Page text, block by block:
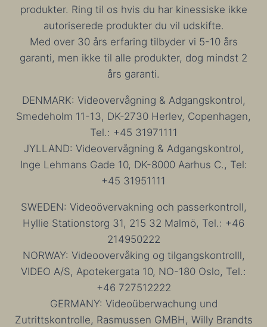
produkter. Ring til os hvis du har kinessiske ikke
autoriserede produkter du vil udskifte.
Med over 30 års erfaring tilbyder vi 5-10 års
garanti, men ikke til alle produkter, dog mindst 2
års garanti.
DENMARK: Videovervågning & Adgangskontrol,
Smedeholm 11-13, DK-2730 Herlev, Copenhagen,
Tel.: +45 31971111
JYLLAND: Videovervågning & Adgangskontrol,
Inge Lehmans Gade 10, DK-8000 Aarhus C., Tel:
+45 31951111
SWEDEN: Videoövervakning och passerkontroll,
Hyllie Stationstorg 31, 215 32 Malmö, Tel.: +46
214950222
NORWAY: Videoovervåking og tilgangskontrolll,
VIDEO A/S, Apotekergata 10, NO-180 Oslo, Tel.:
+46 727512222
GERMANY: Videoüberwachung und
Zutrittskontrolle, Rasmussen GMBH, Willy Brandts